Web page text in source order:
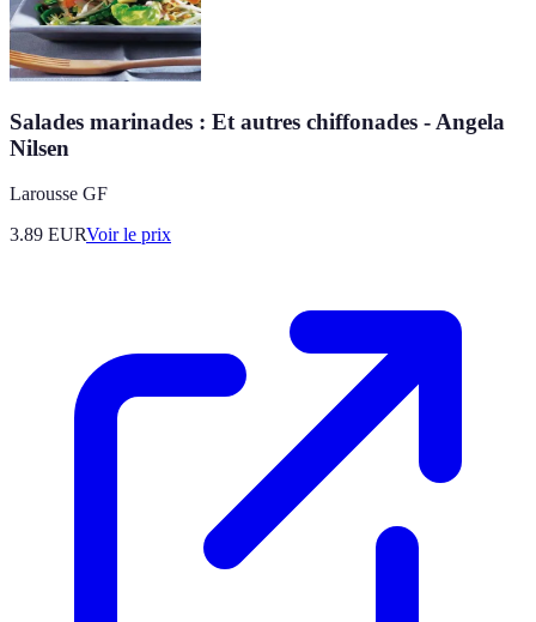
Salades marinades : Et autres chiffonades - Angela
Nilsen
Larousse GF
3.89 EURVoir le prix